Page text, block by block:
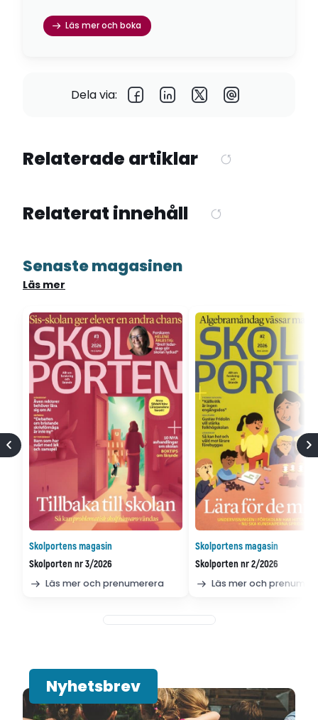
Läs mer och boka
Dela via:
Relaterade artiklar
Relaterat innehåll
Senaste magasinen
Läs mer
Skolportens magasin
Skolporten nr 3/2026
Läs mer och prenumerera
Skolportens magasin
Skolporten nr 2/2026
Läs mer och
Nyhetsbrev